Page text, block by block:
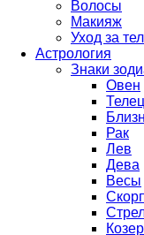
Волосы
Макияж
Уход за
Астрология
Знаки
Овен
Телец
Рак
Лев
Дева
Весы